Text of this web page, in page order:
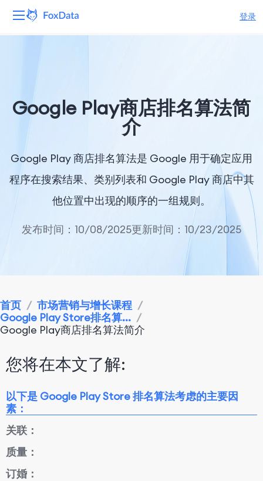
登录
解决方案
Google Play商店排名算法简
介
Google Play 商店排名算法是 Google 用于确定应用
程序在搜索结果、类别列表和 Google Play 商店中其
他位置中出现的顺序的一组规则。
发布时间：10/08/2025更新时间：10/23/2025
首页 / 市场营销与增长课程 /
Google Play Store排名算... /
Google Play商店排名算法简介
您将在本文了解:
以下是 Google Play Store 排名算法考虑的主要因
素：
关联：
质量：
订婚：